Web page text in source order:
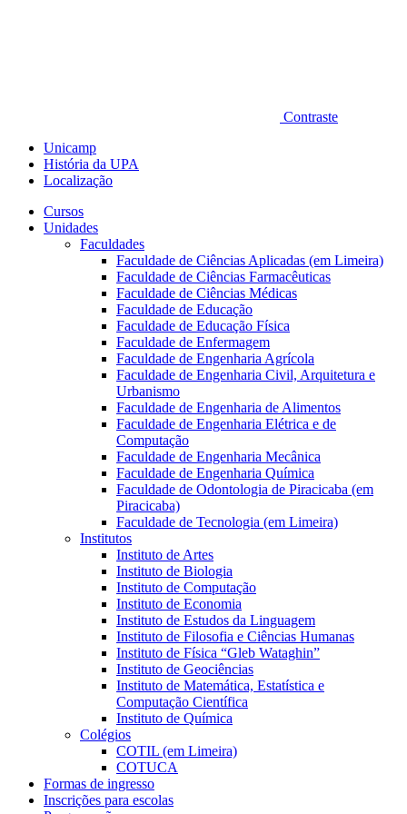
Contraste
Unicamp
História da UPA
Localização
Cursos
Unidades
Faculdades
Faculdade de Ciências Aplicadas (em Limeira)
Faculdade de Ciências Farmacêuticas
Faculdade de Ciências Médicas
Faculdade de Educação
Faculdade de Educação Física
Faculdade de Enfermagem
Faculdade de Engenharia Agrícola
Faculdade de Engenharia Civil, Arquitetura e
Urbanismo
Faculdade de Engenharia de Alimentos
Faculdade de Engenharia Elétrica e de
Computação
Faculdade de Engenharia Mecânica
Faculdade de Engenharia Química
Faculdade de Odontologia de Piracicaba (em
Piracicaba)
Faculdade de Tecnologia (em Limeira)
Institutos
Instituto de Artes
Instituto de Biologia
Instituto de Computação
Instituto de Economia
Instituto de Estudos da Linguagem
Instituto de Filosofia e Ciências Humanas
Instituto de Física “Gleb Wataghin”
Instituto de Geociências
Instituto de Matemática, Estatística e
Computação Científica
Instituto de Química
Colégios
COTIL (em Limeira)
COTUCA
Formas de ingresso
Inscrições para escolas